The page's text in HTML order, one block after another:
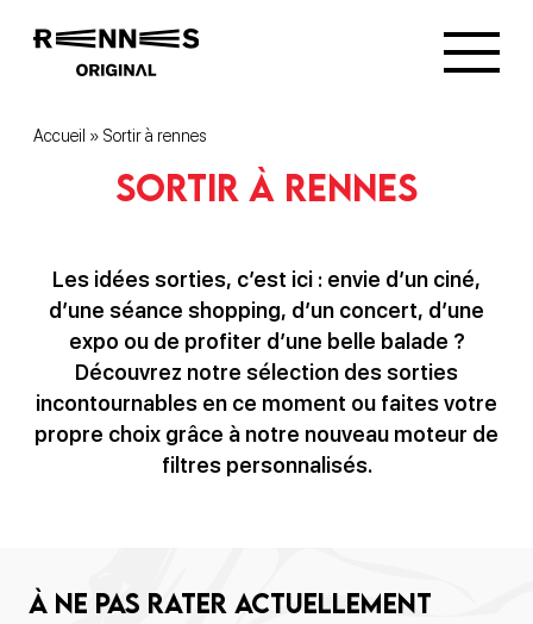
Accueil » Sortir à rennes
Sortir à rennes
Les idées sorties, c’est ici : envie d’un ciné,
d’une séance shopping, d’un concert, d’une
expo ou de profiter d’une belle balade ?
Découvrez notre sélection des sorties
incontournables en ce moment ou faites votre
propre choix grâce à notre nouveau moteur de
filtres personnalisés.
À ne pas rater actuellement